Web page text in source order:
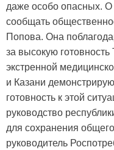
даже особо опасных.
сообщать
Попова. Она
за высокую
экстренной
и Казани
готовность к этой
руководство
для сохранения
руководитель